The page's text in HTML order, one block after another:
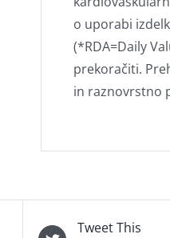
o uporabi
(*RDA=Daily
prekoračiti.
in raznovrstno
Tweet This